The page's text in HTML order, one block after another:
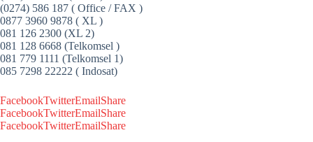
(0274) 586 187 ( Office / FAX )
0877 3960 9878 ( XL )
081 126 2300 (XL 2)
081 128 6668 (Telkomsel )
081 779 1111 (Telkomsel 1)
085 7298 22222 ( Indosat)
FacebookTwitterEmailShare
FacebookTwitterEmailShare
FacebookTwitterEmailShare